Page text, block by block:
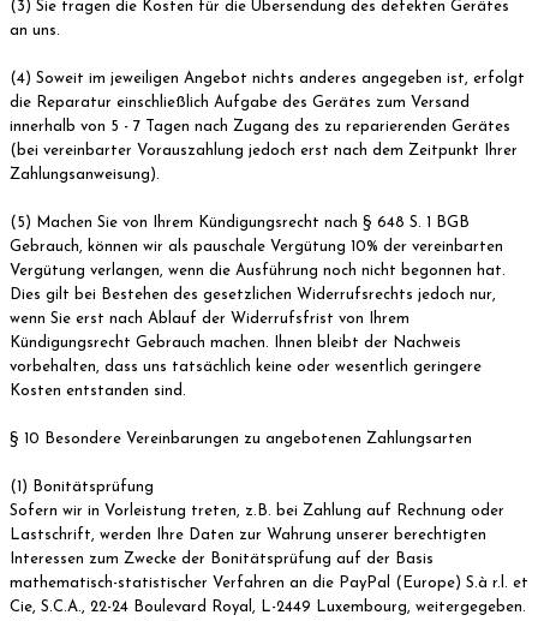
(3) Sie tragen die Kosten für die Übersendung des defekten Gerätes
an uns.
(4) Soweit im jeweiligen Angebot nichts anderes angegeben ist, erfolgt
die Reparatur einschließlich Aufgabe des Gerätes zum Versand
innerhalb von 5 - 7 Tagen nach Zugang des zu reparierenden Gerätes
(bei vereinbarter Vorauszahlung jedoch erst nach dem Zeitpunkt Ihrer
Zahlungsanweisung).
(5) Machen Sie von Ihrem Kündigungsrecht nach § 648 S. 1 BGB
Gebrauch, können wir als pauschale Vergütung 10% der vereinbarten
Vergütung verlangen, wenn die Ausführung noch nicht begonnen hat.
Dies gilt bei Bestehen des gesetzlichen Widerrufsrechts jedoch nur,
wenn Sie erst nach Ablauf der Widerrufsfrist von Ihrem
Kündigungsrecht Gebrauch machen. Ihnen bleibt der Nachweis
vorbehalten, dass uns tatsächlich keine oder wesentlich geringere
Kosten entstanden sind.
§ 10 Besondere Vereinbarungen zu angebotenen Zahlungsarten
(1) Bonitätsprüfung
Sofern wir in Vorleistung treten, z.B. bei Zahlung auf Rechnung oder
Lastschrift, werden Ihre Daten zur Wahrung unserer berechtigten
Interessen zum Zwecke der Bonitätsprüfung auf der Basis
mathematisch-statistischer Verfahren an die PayPal (Europe) S.à r.l. et
Cie, S.C.A., 22-24 Boulevard Royal, L-2449 Luxembourg, weitergegeben.